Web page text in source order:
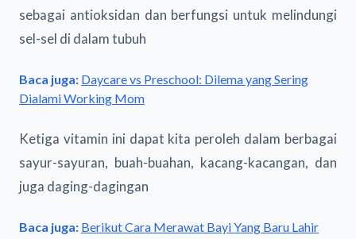
sebagai antioksidan dan berfungsi untuk melindungi
sel-sel di dalam tubuh
Baca juga: Daycare vs Preschool: Dilema yang Sering
Dialami Working Mom
Ketiga vitamin ini dapat kita peroleh dalam berbagai
sayur-sayuran, buah-buahan, kacang-kacangan, dan
juga daging-dagingan
Baca juga: Berikut Cara Merawat Bayi Yang Baru Lahir